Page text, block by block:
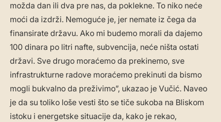
možda dan ili dva pre nas, da poklekne. To niko neće
moći da izdrži. Nemoguće je, jer nemate iz čega da
finansirate državu. Ako mi budemo morali da dajemo
100 dinara po litri nafte, subvencija, neće ništa ostati
državi. Sve drugo moraćemo da prekinemo, sve
infrastrukturne radove moraćemo prekinuti da bismo
mogli bukvalno da preživimo”, ukazao je Vučić. Naveo
je da su toliko loše vesti što se tiče sukoba na Bliskom
istoku i energetske situacije da, kako je rekao,